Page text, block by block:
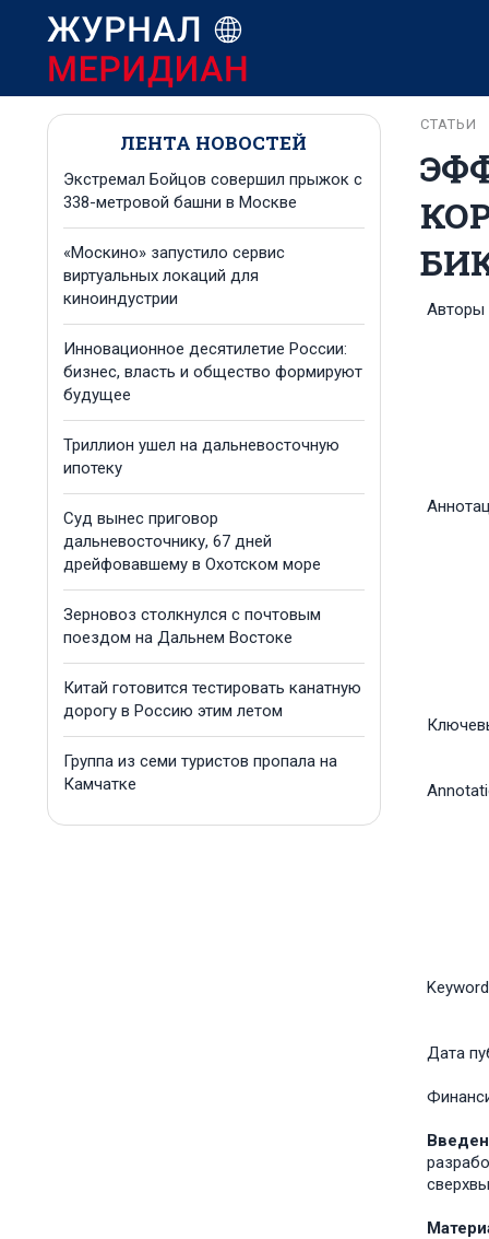
ЛЕНТА НОВОСТЕЙ
Экстремал Бойцов совершил прыжок с
338-метровой башни в Москве
«Москино» запустило сервис
виртуальных локаций для
киноиндустрии
Инновационное десятилетие России:
бизнес, власть и общество формируют
будущее
Триллион ушел на дальневосточную
ипотеку
Суд вынес приговор
дальневосточнику, 67 дней
дрейфовавшему в Охотском море
Зерновоз столкнулся с почтовым
поездом на Дальнем Востоке
Китай готовится тестировать канатную
дорогу в Россию этим летом
Группа из семи туристов пропала на
Камчатке
СТАТЬИ
Авторы
Дата